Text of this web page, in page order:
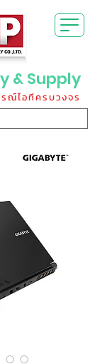
& Supply
ณ์ไอทีครบวงจร